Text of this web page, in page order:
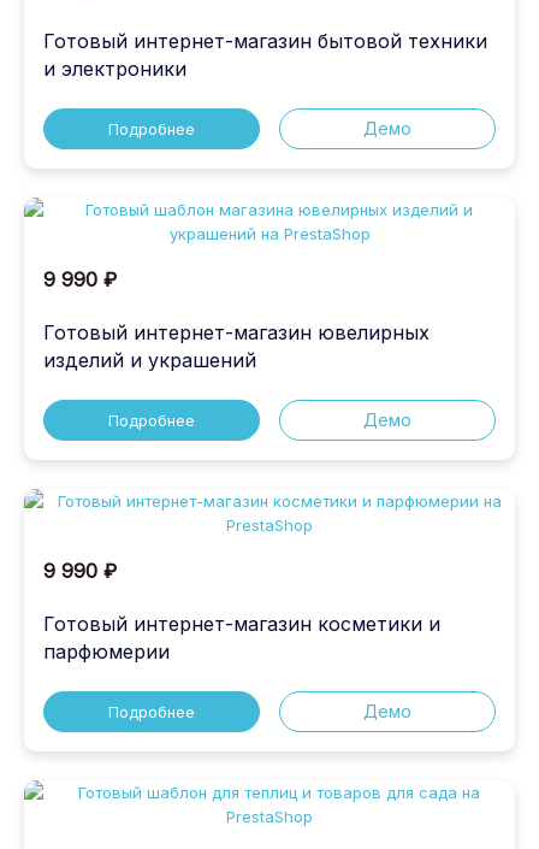
Готовый интернет-магазин бытовой техники
и электроники
Подробнее Демо
9 990 ₽
Готовый интернет-магазин ювелирных
изделий и украшений
Подробнее Демо
9 990 ₽
Готовый интернет-магазин косметики и
парфюмерии
Подробнее Демо